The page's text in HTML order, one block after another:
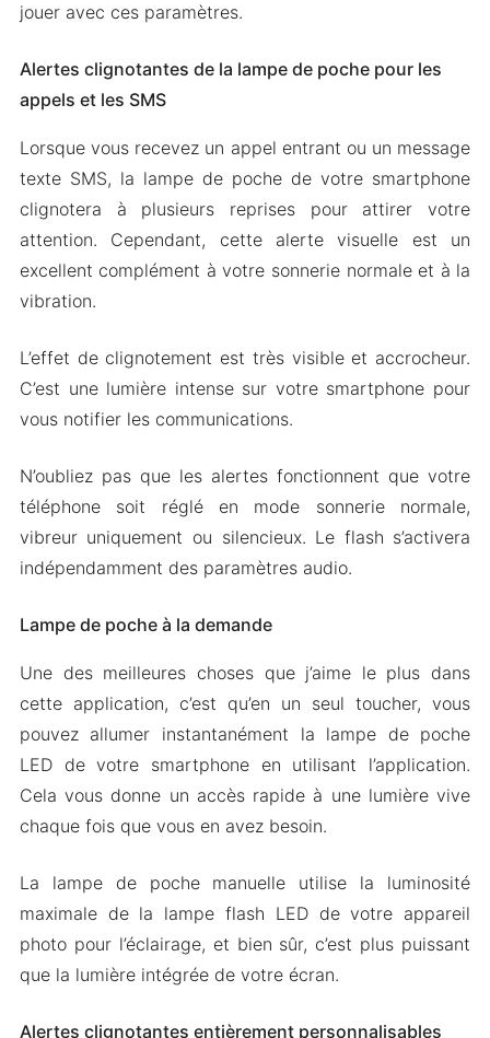
jouer avec ces paramètres.
Alertes clignotantes de la lampe de poche pour les
appels et les SMS
Lorsque vous recevez un appel entrant ou un message
texte SMS, la lampe de poche de votre smartphone
clignotera à plusieurs reprises pour attirer votre
attention. Cependant, cette alerte visuelle est un
excellent complément à votre sonnerie normale et à la
vibration.
L’effet de clignotement est très visible et accrocheur.
C’est une lumière intense sur votre smartphone pour
vous notifier les communications.
N’oubliez pas que les alertes fonctionnent que votre
téléphone soit réglé en mode sonnerie normale,
vibreur uniquement ou silencieux. Le flash s’activera
indépendamment des paramètres audio.
Lampe de poche à la demande
Une des meilleures choses que j’aime le plus dans
cette application, c’est qu’en un seul toucher, vous
pouvez allumer instantanément la lampe de poche
LED de votre smartphone en utilisant l’application.
Cela vous donne un accès rapide à une lumière vive
chaque fois que vous en avez besoin.
La lampe de poche manuelle utilise la luminosité
maximale de la lampe flash LED de votre appareil
photo pour l’éclairage, et bien sûr, c’est plus puissant
que la lumière intégrée de votre écran.
Alertes clignotantes entièrement personnalisables